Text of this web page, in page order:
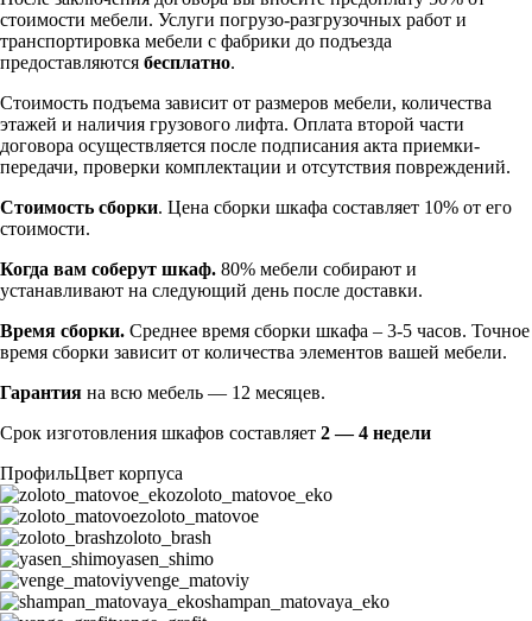
стоимости мебели. Услуги погрузо-разгрузочных работ и
транспортировка мебели с фабрики до подъезда
предоставляются бесплатно.
Стоимость подъема зависит от размеров мебели, количества
этажей и наличия грузового лифта. Оплата второй части
договора осуществляется после подписания акта приемки-
передачи, проверки комплектации и отсутствия повреждений.
Стоимость сборки. Цена сборки шкафа составляет 10% от его
стоимости.
Когда вам соберут шкаф. 80% мебели собирают и
устанавливают на следующий день после доставки.
Время сборки. Среднее время сборки шкафа – 3-5 часов. Точное
время сборки зависит от количества элементов вашей мебели.
Гарантия на всю мебель — 12 месяцев.
Срок изготовления шкафов составляет 2 — 4 недели
ПрофильЦвет корпуса
zoloto_matovoe_eko
zoloto_matovoe
zoloto_brash
yasen_shimo
venge_matoviy
shampan_matovaya_eko